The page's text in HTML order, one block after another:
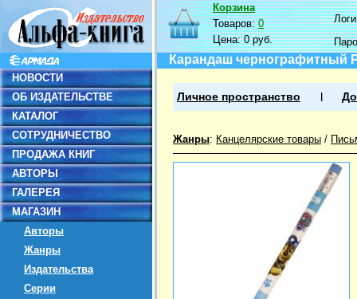
НОВОСТИ
ОБ ИЗДАТЕЛЬСТВЕ
КАТАЛОГ
СОТРУДНИЧЕСТВО
ПРОДАЖА КНИГ
АВТОРЫ
ГАЛЕРЕЯ
МАГАЗИН
Авторы
Жанры
Издательства
Серии
Корзина
Товаров:0
Цена:0 руб.
Карандаш чернографитный
Личное пространство
Жанры: Канцелярские товары /